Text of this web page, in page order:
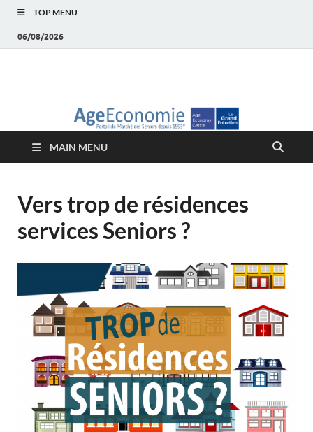
TOP MENU
06/08/2026
économie – Marché
des Seniors
MAIN MENU
Vers trop de résidences
services Seniors ?